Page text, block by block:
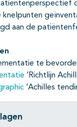
knelpunten
aan de
te
‘Richtlijn
‘Achilles